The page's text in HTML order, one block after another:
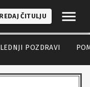
ČITULJU
POZDRAVI